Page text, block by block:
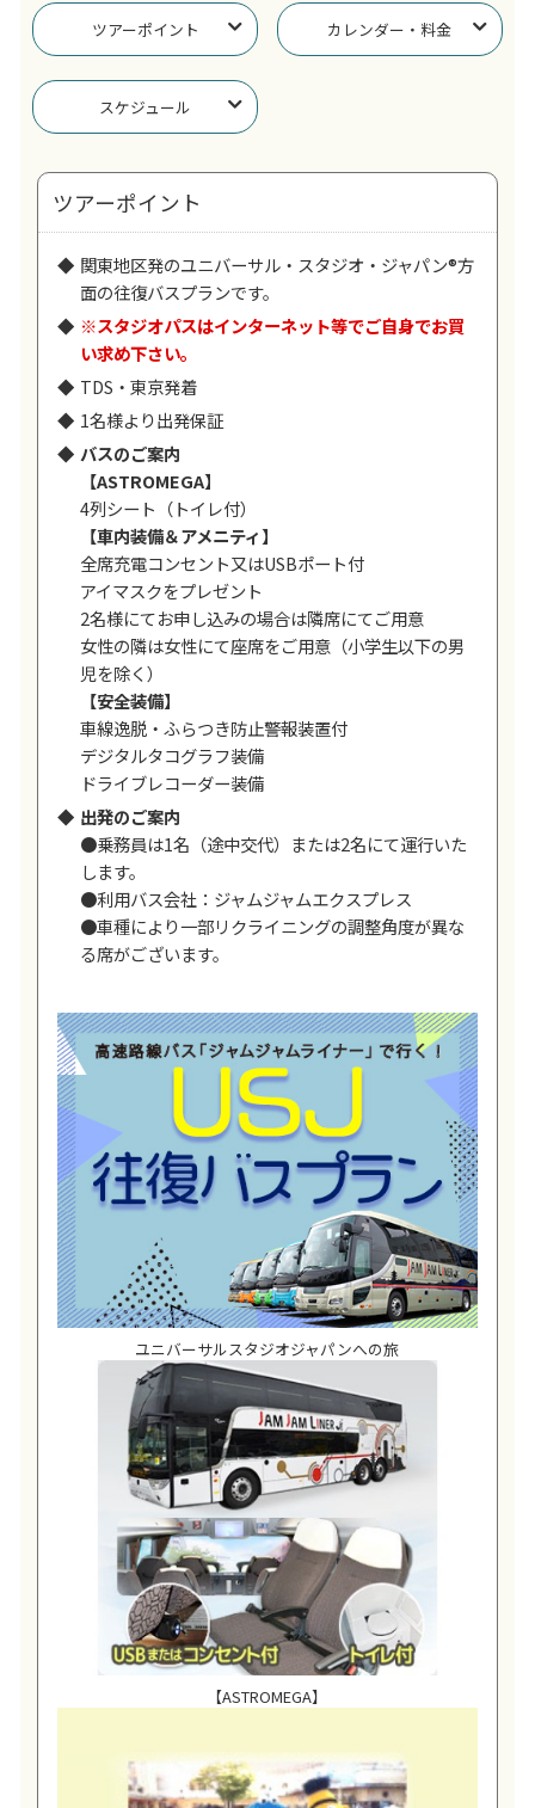
ツアーポイント カレンダー・料金
スケジュール
ツアーポイント
関東地区発のユニバーサル・スタジオ・ジャパン®方
面の往復バスプランです。
※スタジオパスはインターネット等でご自身でお買
い求め下さい。
TDS・東京発着
1名様より出発保証
バスのご案内
【ASTROMEGA】
4列シート（トイレ付）
【車内装備＆アメニティ】
全席充電コンセント又はUSBポート付
アイマスクをプレゼント
2名様にてお申し込みの場合は隣席にてご用意
女性の隣は女性にて座席をご用意（小学生以下の男
児を除く）
【安全装備】
車線逸脱・ふらつき防止警報装置付
デジタルタコグラフ装備
ドライブレコーダー装備
出発のご案内
●乗務員は1名（途中交代）または2名にて運行いた
します。
●利用バス会社：ジャムジャムエクスプレス
●車種により一部リクライニングの調整角度が異な
る席がございます。
ユニバーサルスタジオジャパンへの旅
【ASTROMEGA】